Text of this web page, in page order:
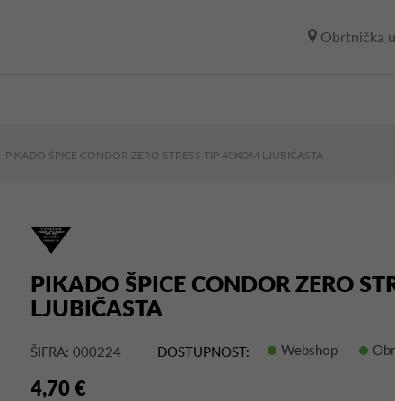
Obrtnička
PIKADO ŠPICE CONDOR ZERO STRESS TIP 40KOM LJUBIČASTA
PIKADO ŠPICE CONDOR ZERO
LJUBIČASTA
ŠIFRA: 000224 DOSTUPNOST: Webshop
4,70 €